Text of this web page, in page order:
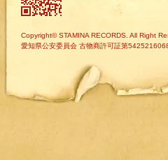
Copyright© STAMINA RECORDS. All Right
愛知県公安委員会 古物商許可証第